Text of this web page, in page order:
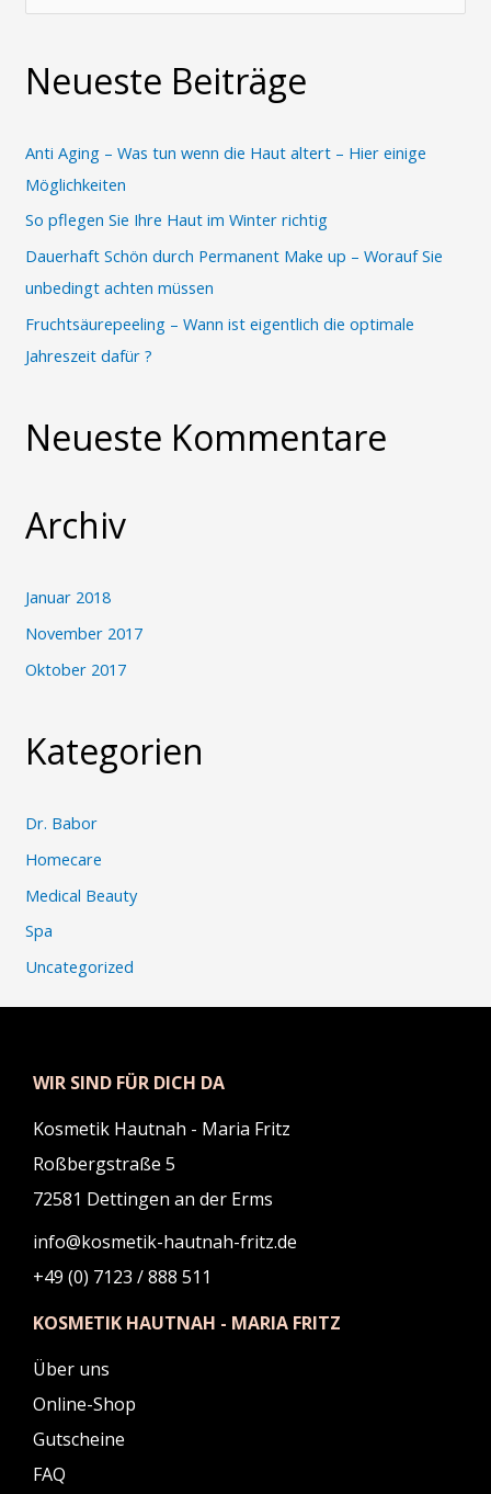
u
n
n
a
Neueste Beiträge
Anti Aging – Was tun wenn die Haut altert – Hier einige
Möglichkeiten
So pflegen Sie Ihre Haut im Winter richtig
Dauerhaft Schön durch Permanent Make up – Worauf Sie
unbedingt achten müssen
Fruchtsäurepeeling – Wann ist eigentlich die optimale
Jahreszeit dafür ?
Neueste Kommentare
Archiv
Januar 2018
November 2017
Oktober 2017
Kategorien
Dr. Babor
Homecare
Medical Beauty
Spa
Uncategorized
WIR SIND FÜR DICH DA
Kosmetik Hautnah - Maria Fritz
Roßbergstraße 5
72581 Dettingen an der Erms
info@kosmetik-hautnah-fritz.de
+49 (0) 7123 / 888 511
KOSMETIK HAUTNAH - MARIA FRITZ
Über uns
Online-Shop
Gutscheine
FAQ